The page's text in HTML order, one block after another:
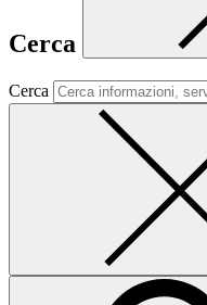
Cerca
Cerca